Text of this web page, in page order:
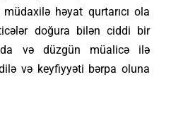
həyat qurtarıcı ola
doğura bilən ciddi bir
və düzgün müalicə ilə
və keyfiyyəti bərpa oluna